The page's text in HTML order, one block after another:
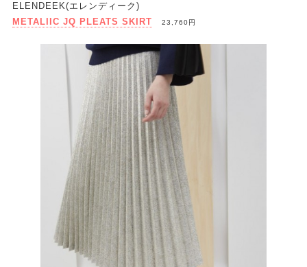
ELENDEEK(エレンディーク)
METALIIC JQ PLEATS SKIRT
23,760円